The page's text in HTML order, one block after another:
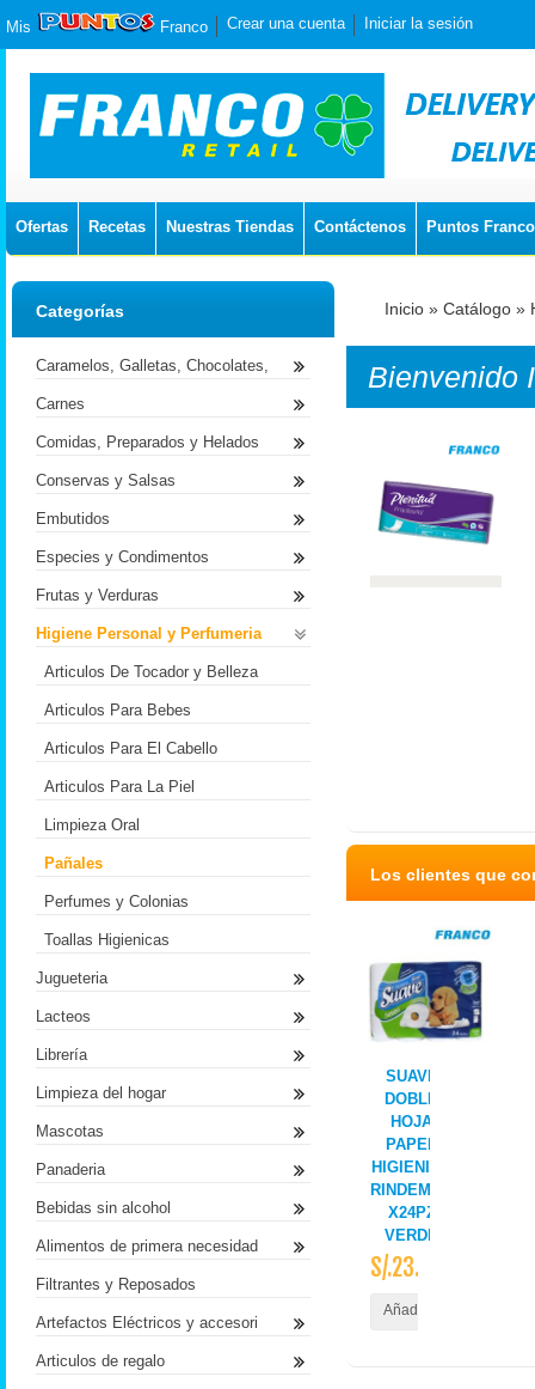
Mis Franco Crear una cuenta Iniciar la sesión
Ofertas Recetas Nuestras Tiendas Contáctenos Puntos Franco
Inicio » Catálogo »
Bienvenido
Los clientes que
SUAVE
DOBLE
HOJA
PAPEL
HIGIENICO
RINDEMAX
X24PZ
VERDE
S/.23.50
Añadir al Carrito
Categorías
Caramelos, Galletas, Chocolates,
Carnes
Comidas, Preparados y Helados
Conservas y Salsas
Embutidos
Especies y Condimentos
Frutas y Verduras
Higiene Personal y Perfumeria
Articulos De Tocador y Belleza
Articulos Para Bebes
Articulos Para El Cabello
Articulos Para La Piel
Limpieza Oral
Pañales
Perfumes y Colonias
Toallas Higienicas
Jugueteria
Lacteos
Librería
Limpieza del hogar
Mascotas
Panaderia
Bebidas sin alcohol
Alimentos de primera necesidad
Filtrantes y Reposados
Artefactos Eléctricos y accesori
Articulos de regalo